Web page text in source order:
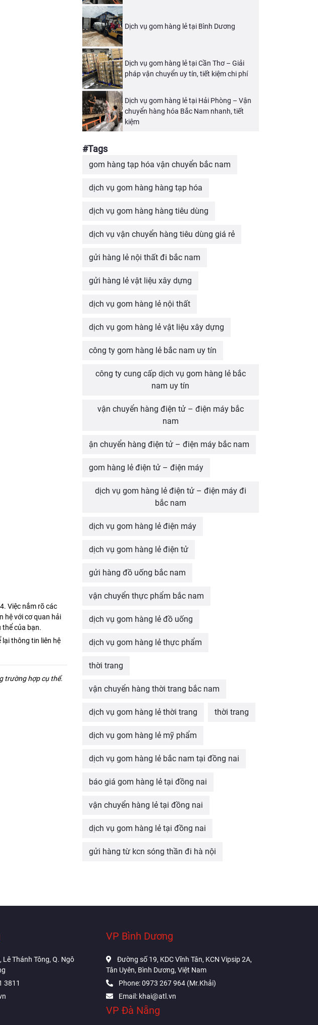
Việc nắm rõ các
hệ với cơ quan hải
thể của bạn.
thông tin liên hệ
trường hợp cụ thể.
Dịch vụ gom hàng lẻ tại Bình Dương
Dịch vụ gom hàng lẻ tại Cần Thơ – Giải
pháp vận chuyển uy tín, tiết kiệm chi phí
Dịch vụ gom hàng lẻ tại Hải Phòng – Vận
chuyển hàng hóa Bắc Nam nhanh, tiết
kiệm
#Tags
gom hàng tạp hóa vận chuyển bắc nam
dịch vụ gom hàng hàng tạp hóa
dịch vụ gom hàng hàng tiêu dùng
dịch vụ vận chuyển hàng tiêu dùng giá rẻ
gửi hàng lẻ nội thất đi bắc nam
gửi hàng lẻ vật liệu xây dựng
dịch vụ gom hàng lẻ nội thất
dịch vụ gom hàng lẻ vật liệu xây dựng
công ty gom hàng lẻ bắc nam uy tín
công ty cung cấp dịch vụ gom hàng lẻ bắc
nam uy tín
vận chuyển hàng điện tử – điện máy bắc
nam
ận chuyển hàng điện tử – điện máy bắc nam
gom hàng lẻ điện tử – điện máy
dịch vụ gom hàng lẻ điện tử – điện máy đi
bắc nam
dịch vụ gom hàng lẻ điện máy
dịch vụ gom hàng lẻ điện tử
gửi hàng đồ uống bắc nam
vận chuyển thực phẩm bắc nam
dịch vụ gom hàng lẻ đồ uống
dịch vụ gom hàng lẻ thực phẩm
thời trang
vận chuyển hàng thời trang bắc nam
dịch vụ gom hàng lẻ thời trang thời trang
dịch vụ gom hàng lẻ mỹ phẩm
dịch vụ gom hàng lẻ bắc nam tại đồng nai
báo giá gom hàng lẻ tại đồng nai
vận chuyển hàng lẻ tại đồng nai
dịch vụ gom hàng lẻ tại đồng nai
gửi hàng từ kcn sóng thần đi hà nội
Lê Thánh Tông, Q. Ngô
3811
VP Bình Dương
Đường số 19, KDC Vĩnh Tân, KCN Vipsip 2A,
Tân Uyên, Bình Dương, Việt Nam
Phone: 0973 267 964 (Mr.Khải)
Email: khai@atl.vn
VP Đà Nẵng